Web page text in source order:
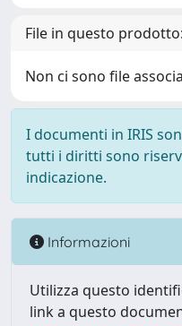
File in questo prodotto:
Non ci sono file
I documenti in IRIS
tutti i diritti sono
indicazione.
Informazioni
Utilizza questo
link a questo